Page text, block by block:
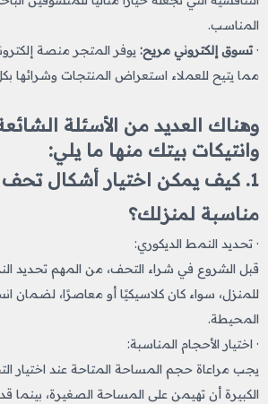
المناسب.
· تسوق إلكتروني مريح: يوفر المتجر منصة
مما يتيح للعملاء استعراض المنتجات وشرائها
وهناك العديد من الأسئلة
وانتيكات​ بيتك منها ما يلي:
1. كيف يمكن اختيار أشكال تحف
مناسبة لمنزلك؟
· تحديد النمط الديكوري:
قبل الشروع في شراء التحف، من المهم تحديد
للمنزل، سواء كان كلاسيكيًا أو معاصرًا، لضمان
المحيطة.
· اختيار الأحجام المناسبة:
يجب مراعاة حجم المساحة المتاحة عند اختيار
الكبيرة أن تهيمن على المساحة الصغيرة، بينما